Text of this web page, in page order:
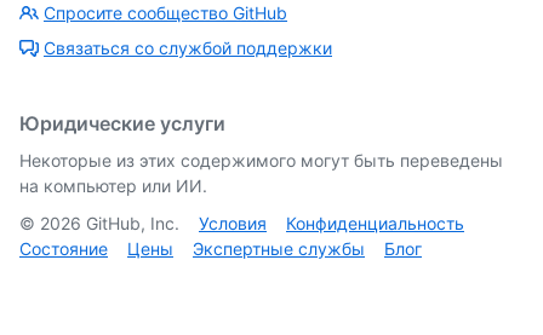
Спросите сообщество GitHub
Связаться со службой поддержки
Юридические услуги
Некоторые из этих содержимого могут быть переведены
на компьютер или ИИ.
© 2026 GitHub, Inc. Условия
Конфиденциальность
Состояние
Цены Экспертные службы Блог